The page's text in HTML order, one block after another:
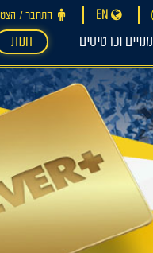
התחבר ‪/‬ הצטרף EN
מנויים וכרטיסים חנות